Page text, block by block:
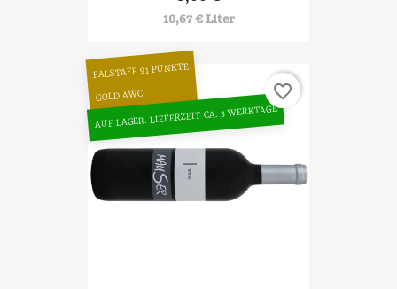
10,67 € Liter
FALSTAFF 91 PUNKTE
GOLD AWC
AUF LAGER. LIEFERZEIT CA. 3 WERKTAGE
favorite_border